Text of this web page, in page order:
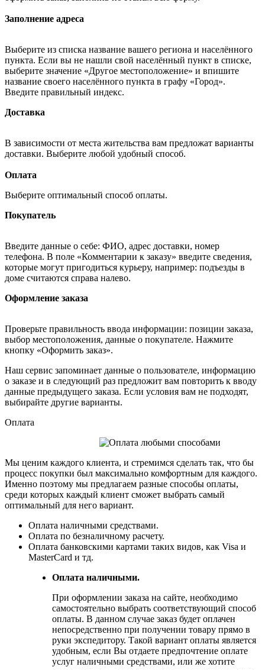
Заполнение адреса
Выберите из списка название вашего региона и населённого
пункта. Если вы не нашли свой населённый пункт в списке,
выберите значение «Другое местоположение» и впишите
название своего населённого пункта в графу «Город».
Введите правильный индекс.
Доставка
В зависимости от места жительства вам предложат варианты
доставки. Выберите любой удобный способ.
Оплата
Выберите оптимальный способ оплаты.
Покупатель
Введите данные о себе: ФИО, адрес доставки, номер
телефона. В поле «Комментарии к заказу» введите сведения,
которые могут пригодиться курьеру, например: подъезды в
доме считаются справа налево.
Оформление заказа
Проверьте правильность ввода информации: позиции заказа,
выбор местоположения, данные о покупателе. Нажмите
кнопку «Оформить заказ».
Наш сервис запоминает данные о пользователе, информацию
о заказе и в следующий раз предложит вам повторить к вводу
данные предыдущего заказа. Если условия вам не подходят,
выбирайте другие варианты.
Оплата
Мы ценим каждого клиента, и стремимся сделать так, что бы
процесс покупки был максимально комфортным для каждого.
Именно поэтому мы предлагаем разные способы оплаты,
среди которых каждый клиент сможет выбрать самый
оптимальный для него вариант.
Оплата наличными средствами.
Оплата по безналичному расчету.
Оплата банковскими картами таких видов, как Visa и
MasterCard и тд.
Оплата наличными.
При оформлении заказа на сайте, необходимо
самостоятельно выбрать соответствующий способ
оплаты. В данном случае заказ будет оплачен
непосредственно при получении товару прямо в
руки экспедитору. Такой вариант оплаты является
удобным, если Вы отдаете предпочтение оплате
услуг наличными средствами, или же хотите